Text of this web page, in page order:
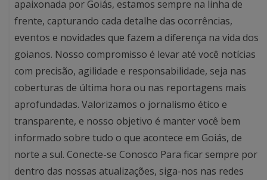
apaixonada por Goiás, estamos sempre na linha de
frente, capturando cada detalhe das ocorrências,
eventos e novidades que fazem a diferença na vida dos
goianos. Nosso compromisso é levar até você notícias
com precisão, agilidade e responsabilidade, seja nas
coberturas de última hora ou nas reportagens mais
aprofundadas. Valorizamos o jornalismo ético e
transparente, e nosso objetivo é manter você bem
informado sobre tudo o que acontece em Goiás, de
norte a sul. Conecte-se Conosco Para ficar sempre por
dentro das nossas atualizações, siga-nos nas redes